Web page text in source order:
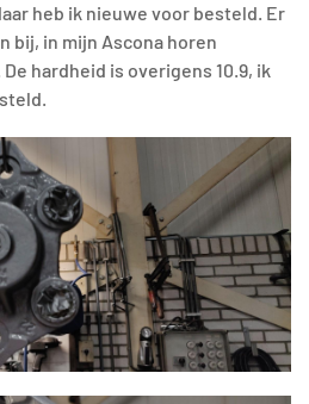
heb ik nieuwe voor besteld. Er
bij, in mijn Ascona horen
hardheid is overigens 10.9, ik